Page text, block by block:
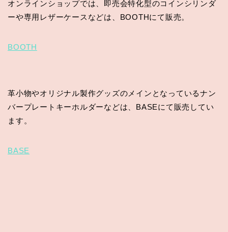
オンラインショップでは、即売会特化型のコインシリンダ
ーや専用レザーケースなどは、BOOTHにて販売。
BOOTH
革小物やオリジナル製作グッズのメインとなっているナン
バープレートキーホルダーなどは、BASEにて販売してい
ます。
BASE